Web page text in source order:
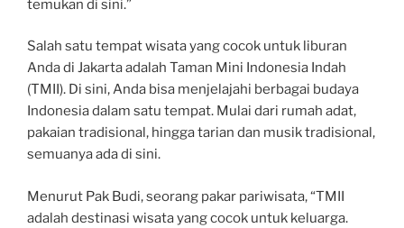
temukan di sini.”
Salah satu tempat wisata yang cocok untuk liburan
Anda di Jakarta adalah Taman Mini Indonesia Indah
(TMII). Di sini, Anda bisa menjelajahi berbagai budaya
Indonesia dalam satu tempat. Mulai dari rumah adat,
pakaian tradisional, hingga tarian dan musik tradisional,
semuanya ada di sini.
Menurut Pak Budi, seorang pakar pariwisata, “TMII
adalah destinasi wisata yang cocok untuk keluarga.